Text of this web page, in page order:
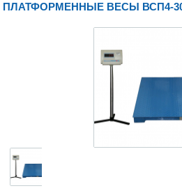
ПЛАТФОРМЕННЫЕ ВЕСЫ ВСП4-